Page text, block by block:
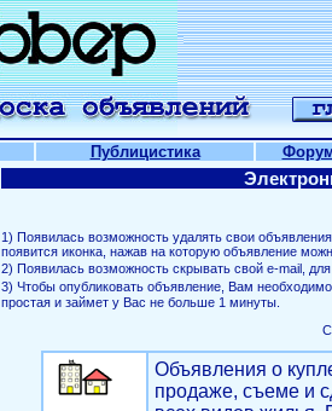
Публицистика
1) Появилась возможность удалять свои
появится иконка, нажав на которую объявление
2) Появилась возможность скрывать свой е-mail,
3) Чтобы опубликовать объявление, Вам
простая и займет у Вас не больше 1 минуты.
Объявления о
продаже, съеме и